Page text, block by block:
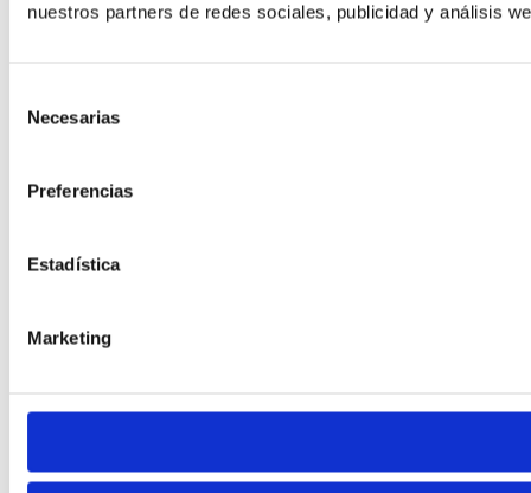
nuestros partners de redes sociales, publicidad y análisis
Necesarias
Preferencias
Estadística
Marketing